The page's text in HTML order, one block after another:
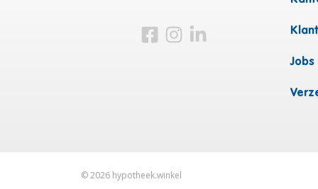
Bezoek ons op Facebook
Bezoek ons op Instagram
Bezoek ons op Linkedin
Jobs
©2026 hypotheek.winkel